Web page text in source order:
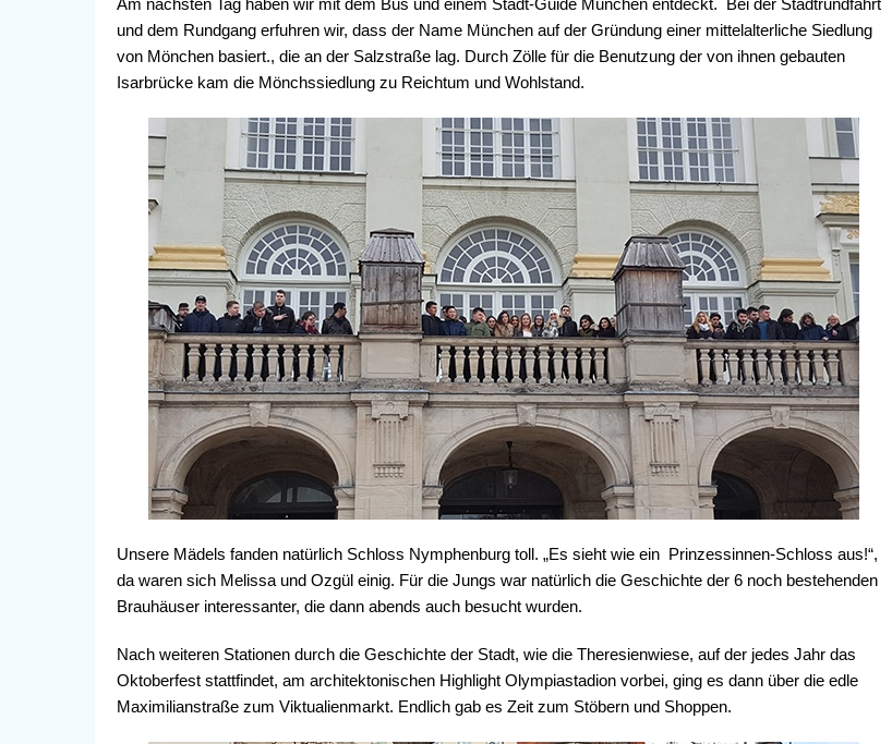
Am nächsten Tag haben wir mit dem Bus und einem Stadt-Guide München entdeckt. Bei der Stadtrundfahrt
und dem Rundgang erfuhren wir, dass der Name München auf der Gründung einer mittelalterliche Siedlung
von Mönchen basiert., die an der Salzstraße lag. Durch Zölle für die Benutzung der von ihnen gebauten
Isarbrücke kam die Mönchssiedlung zu Reichtum und Wohlstand.
Unsere Mädels fanden natürlich Schloss Nymphenburg toll. „Es sieht wie ein Prinzessinnen-Schloss aus!“,
da waren sich Melissa und Ozgül einig. Für die Jungs war natürlich die Geschichte der 6 noch bestehenden
Brauhäuser interessanter, die dann abends auch besucht wurden.
Nach weiteren Stationen durch die Geschichte der Stadt, wie die Theresienwiese, auf der jedes Jahr das
Oktoberfest stattfindet, am architektonischen Highlight Olympiastadion vorbei, ging es dann über die edle
Maximilianstraße zum Viktualienmarkt. Endlich gab es Zeit zum Stöbern und Shoppen.